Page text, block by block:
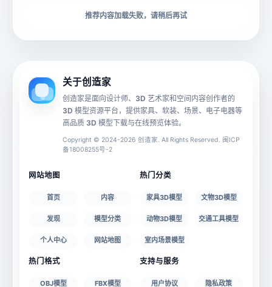
材质贴图
文件大小
推荐内容加载失败，请稍后再试
关于创造家
创造家是面向设计师、3D 艺术家和空间内容创作者的
3D 模型资源平台，提供家具、软装、场景、电子电器等
高品质 3D 模型下载与在线预览体验。
Copyright © 2024-2026 创造家. All Rights Reserved. 闽ICP
备18008255号-2
网站地图
首页 内容
发现 模型分类
个人中心 网站地图
热门分类
家具3D模型 文物3D模型
动物3D模型 交通工具模型
室内场景模型
热门格式
OBJ模型 FBX模型
支持与服务
用户协议 隐私政策